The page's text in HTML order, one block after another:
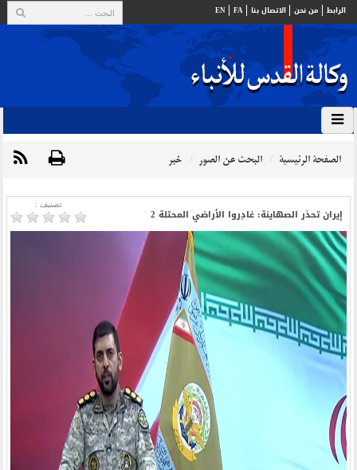
الرابط من نحن الاتصال بنا FA
EN
الصفحة الرئيسية البحث عن الصور خبر
تصنیف :
إيران تحذر الصهاينة: غادِروا الأراضي المحتلة 2